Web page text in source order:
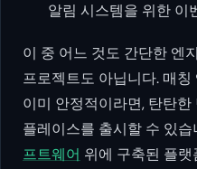
알림 시스템을 위한 이
이 중 어느 것도 간단한 엔
프로젝트도 아닙니다. 매
이미 안정적이라면, 탄탄한
플레이스를 출시할 수 있습
프트웨어 위에 구축된 플